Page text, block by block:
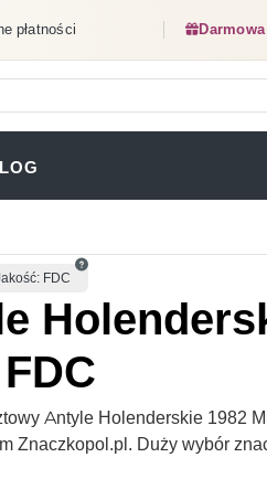
płatności
FDC
Antyle Holenderskie 1982
Znaczkopol.pl. Duży wybór